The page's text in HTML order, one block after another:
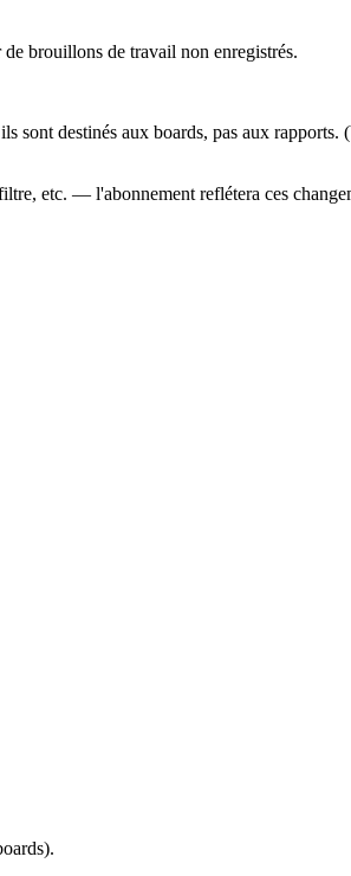
brouillons de travail non enregistrés.
sont destinés aux boards, pas aux rapports.
etc. — l'abonnement reflétera ces